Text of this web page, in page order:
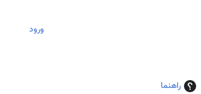
ورود
راهنما